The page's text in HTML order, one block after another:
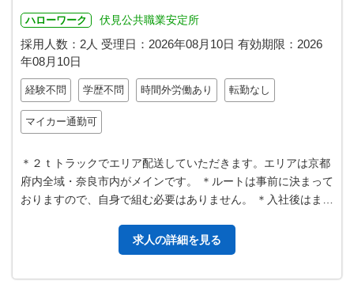
ハローワーク 伏見公共職業安定所
採用人数：2人 受理日： 2026年08月10日 有効期限： 2026
年08月10日
経験不問 学歴不問 時間外労働あり 転勤なし
マイカー通勤可
＊２ｔトラックでエリア配送していただきます。エリアは京都
府内全域・奈良市内がメインです。 ＊ルートは事前に決まって
おりますので、自身で組む必要はありません。 ＊入社後はまず
求人の詳細を見る